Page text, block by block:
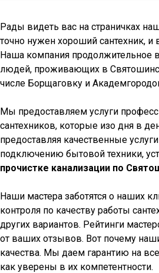
Рады видеть вас на страничках
точно нужен хороший сантехник,
Наша компания продолжительное
людей, проживающих в
числе Борщаговку и
Мы предоставляем услуги
сантехников, которые изо дня в
предоставляя качественные
подключению бытовой техники,
прочистке канализации по
Наши мастера заботятся о наших
контроля по качеству работы
других вариантов. Рейтинги
от ваших отзывов. Вот почему
качества. Мы даем гарантию на
как уверены в их компетентности.